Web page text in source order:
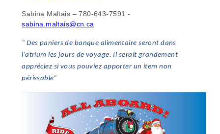
Sabina Maltais – 780-643-7591 -
sabina.maltais@cn.ca
“ Des paniers de banque alimentaire seront dans
l'atrium les jours de voyage. Il serait grandement
appréciez si vous pouviez apporter un item non
périssable”